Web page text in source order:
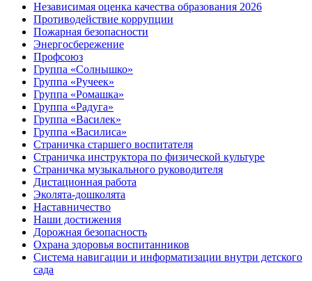
Независимая оценка качества образования 2026
Противодействие коррупции
Пожарная безопасности
Энергосбережение
Профсоюз
Группа «Солнышко»
Группа «Ручеек»
Группа «Ромашка»
Группа «Радуга»
Группа «Василек»
Группа «Василиса»
Страничка старшего воспитателя
Страничка инструктора по физической культуре
Страничка музыкального руководителя
Дистационная работа
Эколята-дошколята
Наставничество
Наши достижения
Дорожная безопасность
Охрана здоровья воспитанников
Система навигации и информатизации внутри детского
сада